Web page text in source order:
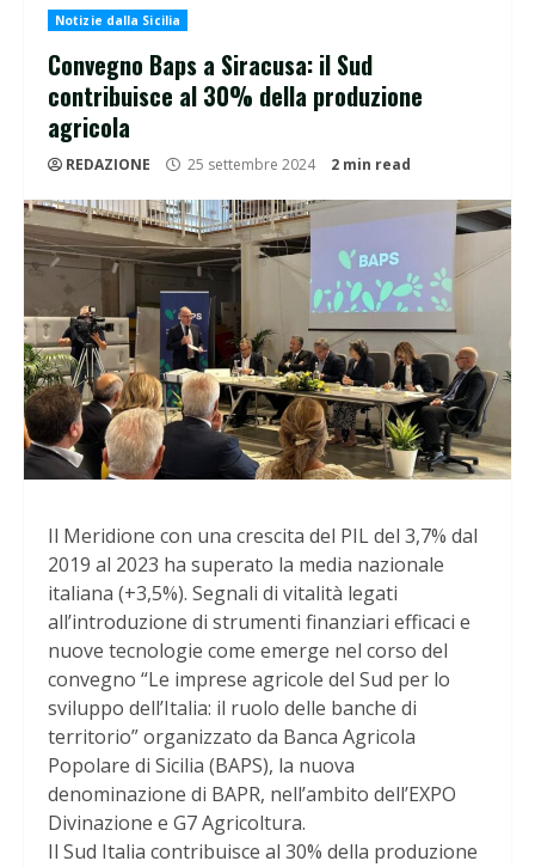
Notizie dalla Sicilia
Convegno Baps a Siracusa: il Sud
contribuisce al 30% della produzione
agricola
REDAZIONE 25 settembre 2024 2 min read
Il Meridione con una crescita del PIL del 3,7% dal
2019 al 2023 ha superato la media nazionale
italiana (+3,5%). Segnali di vitalità legati
all’introduzione di strumenti finanziari efficaci e
nuove tecnologie come emerge nel corso del
convegno “Le imprese agricole del Sud per lo
sviluppo dell’Italia: il ruolo delle banche di
territorio” organizzato da Banca Agricola
Popolare di Sicilia (BAPS), la nuova
denominazione di BAPR, nell’ambito dell’EXPO
Divinazione e G7 Agricoltura.
Il Sud Italia contribuisce al 30% della produzione